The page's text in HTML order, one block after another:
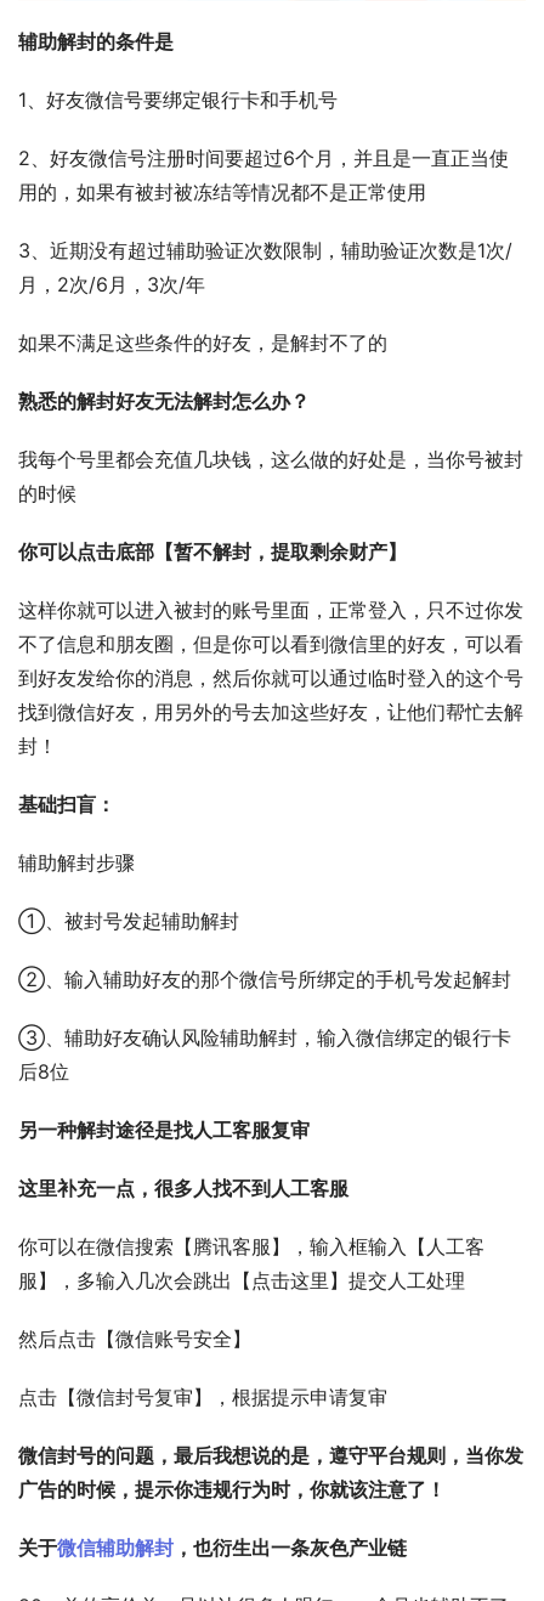
辅助解封的条件是
1、好友微信号要绑定银行卡和手机号
2、好友微信号注册时间要超过6个月，并且是一直正当使
用的，如果有被封被冻结等情况都不是正常使用
3、近期没有超过辅助验证次数限制，辅助验证次数是1次/
月，2次/6月，3次/年
如果不满足这些条件的好友，是解封不了的
熟悉的解封好友无法解封怎么办？
我每个号里都会充值几块钱，这么做的好处是，当你号被封
的时候
你可以点击底部【暂不解封，提取剩余财产】
这样你就可以进入被封的账号里面，正常登入，只不过你发
不了信息和朋友圈，但是你可以看到微信里的好友，可以看
到好友发给你的消息，然后你就可以通过临时登入的这个号
找到微信好友，用另外的号去加这些好友，让他们帮忙去解
封！
基础扫盲：
辅助解封步骤
①、被封号发起辅助解封
②、输入辅助好友的那个微信号所绑定的手机号发起解封
③、辅助好友确认风险辅助解封，输入微信绑定的银行卡
后8位
另一种解封途径是找人工客服复审
这里补充一点，很多人找不到人工客服
你可以在微信搜索【腾讯客服】，输入框输入【人工客
服】，多输入几次会跳出【点击这里】提交人工处理
然后点击【微信账号安全】
点击【微信封号复审】，根据提示申请复审
微信封号的问题，最后我想说的是，遵守平台规则，当你发
广告的时候，提示你违规行为时，你就该注意了！
关于微信辅助解封 ，也衍生出一条灰色产业链